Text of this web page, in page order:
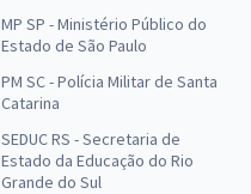
MP SP - Ministério Público do
Estado de São Paulo
PM SC - Polícia Militar de Santa
Catarina
SEDUC RS - Secretaria de
Estado da Educação do Rio
Grande do Sul